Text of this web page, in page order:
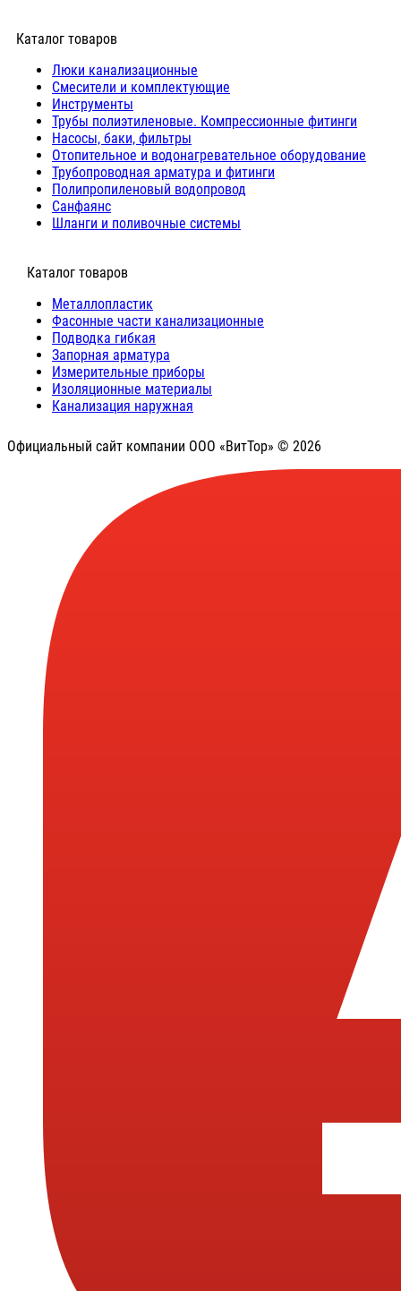
Каталог товаров
Люки канализационные
Cмесители и комплектующие
Инструменты
Трубы полиэтиленовые. Компрессионные фитинги
Насосы, баки, фильтры
Отопительное и водонагревательное оборудование
Трубопроводная арматура и фитинги
Полипропиленовый водопровод
Санфаянс
Шланги и поливочные системы
⠀Каталог товаров
Металлопластик
Фасонные части канализационные
Подводка гибкая
Запорная арматура
Измерительные приборы
Изоляционные материалы
Канализация наружная
Официальный сайт компании ООО «ВитТор» © 2026